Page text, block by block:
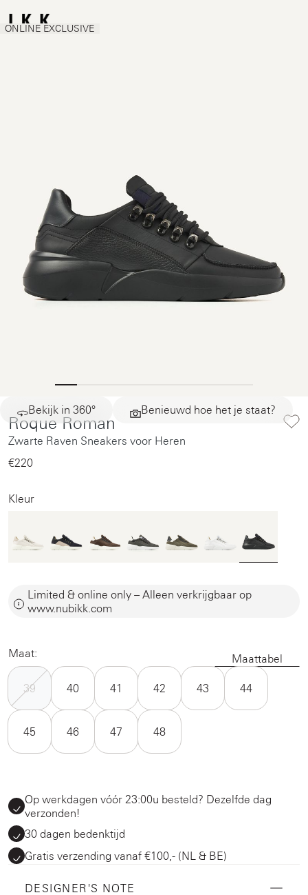
Bekijk in 360° Benieuwd hoe het je staat?
ONLINE EXCLUSIVE
Roque Roman
Zwarte Raven Sneakers voor Heren
€220‌
Kleur
Limited & online only – Alleen verkrijgbaar op
www.nubikk.com
Maat: Maattabel
39 40 41 42 43 44
45 46 47 48
Op werkdagen vóór 23:00u besteld? Dezelfde dag
verzonden!
30 dagen bedenktijd
Gratis verzending vanaf €100,- (NL & BE)
DESIGNER'S NOTE